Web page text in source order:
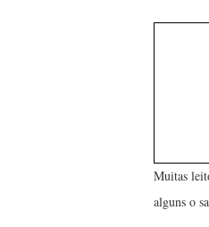
Muitas
alguns o